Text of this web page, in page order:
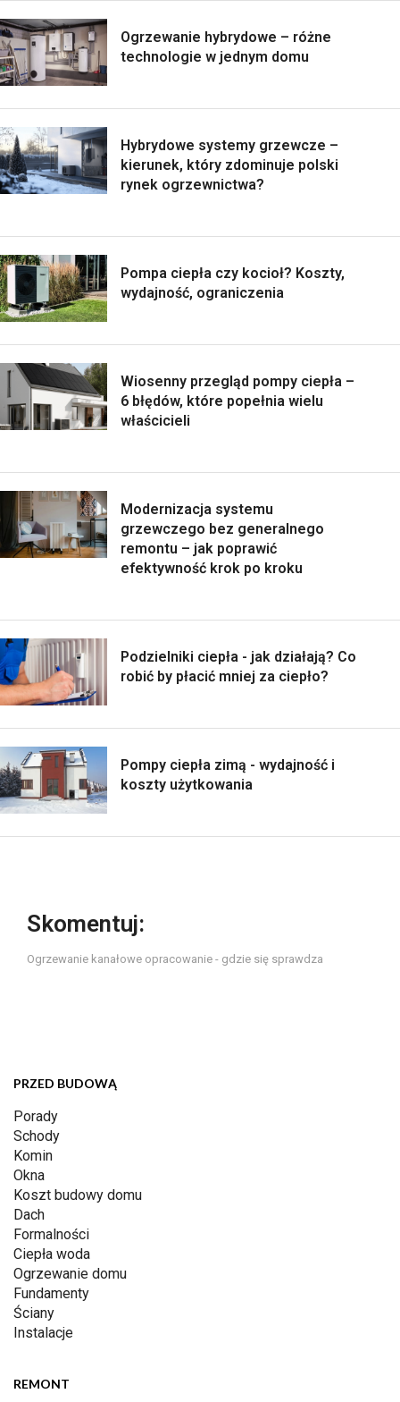
Ogrzewanie hybrydowe – różne
technologie w jednym domu
Hybrydowe systemy grzewcze –
kierunek, który zdominuje polski
rynek ogrzewnictwa?
Pompa ciepła czy kocioł? Koszty,
wydajność, ograniczenia
Wiosenny przegląd pompy ciepła –
6 błędów, które popełnia wielu
właścicieli
Modernizacja systemu
grzewczego bez generalnego
remontu – jak poprawić
efektywność krok po kroku
Podzielniki ciepła - jak działają? Co
robić by płacić mniej za ciepło?
Pompy ciepła zimą - wydajność i
koszty użytkowania
Skomentuj:
Ogrzewanie kanałowe opracowanie - gdzie się sprawdza
PRZED BUDOWĄ
Porady
Schody
Komin
Okna
Koszt budowy domu
Dach
Formalności
Ciepła woda
Ogrzewanie domu
Fundamenty
Ściany
Instalacje
REMONT